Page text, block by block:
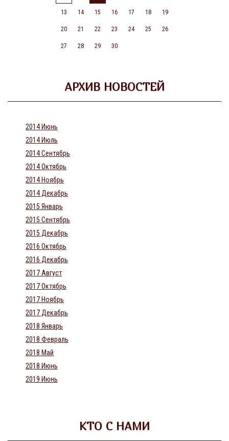
13 14 15 16 17 18 19
20 21 22 23 24 25 26
27 28 29 30
АРХИВ НОВОСТЕЙ
2014 Июнь
2014 Июль
2014 Сентябрь
2014 Октябрь
2014 Ноябрь
2014 Декабрь
2015 Январь
2015 Сентябрь
2015 Декабрь
2016 Октябрь
2016 Декабрь
2017 Август
2017 Октябрь
2017 Ноябрь
2017 Декабрь
2018 Январь
2018 Февраль
2018 Май
2018 Июнь
2019 Июнь
КТО С НАМИ